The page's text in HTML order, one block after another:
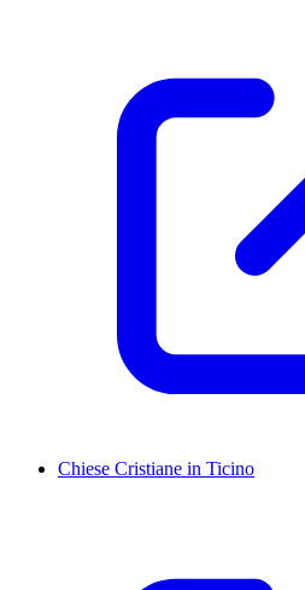
Chiese Cristiane in Ticino